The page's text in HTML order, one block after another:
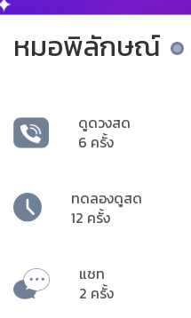
หมอพิลักษณ์
ดูดวงสด
6 ครั้ง
ทดลองดูสด
12 ครั้ง
แชท
2 ครั้ง